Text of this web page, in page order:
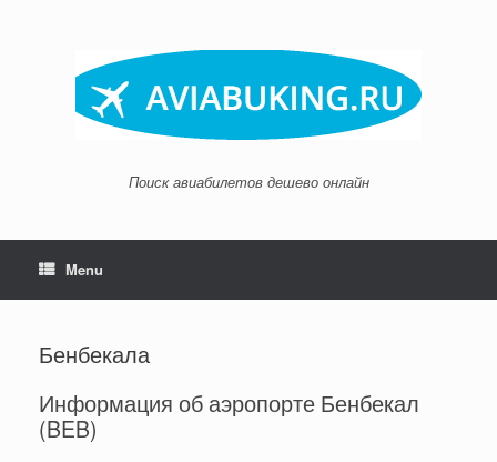
Поиск авиабилетов дешево онлайн
Menu
Бенбекала
Информация об аэропорте Бенбекал
(BEB)